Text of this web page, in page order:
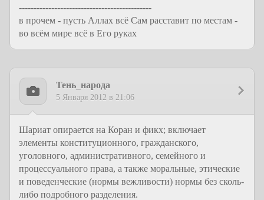
---------------------------------------------
в прочем - пусть Аллах всё Сам расставит по местам -
во всём мире всё в Его руках
Тень_народа
5 Января 2012 в 21:06
Шариат опирается на Коран и фикх; включает
элементы конституционного, гражданского,
уголовного, административного, семейного и
процессуального права, а также моральные, этические
и поведенческие (нормы вежливости) нормы без сколь-
либо подробного разделения.